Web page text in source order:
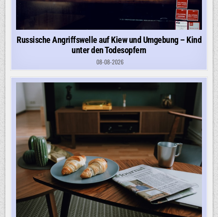
Russische Angriffswelle auf Kiew und Umgebung – Kind
unter den Todesopfern
08-08-2026